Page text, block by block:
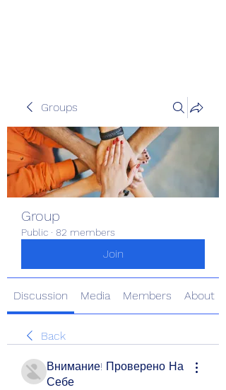
Groups
Group
Public · 82 members
Join
Discussion Media Members About
Back
Внимание! Проверено На
Себе